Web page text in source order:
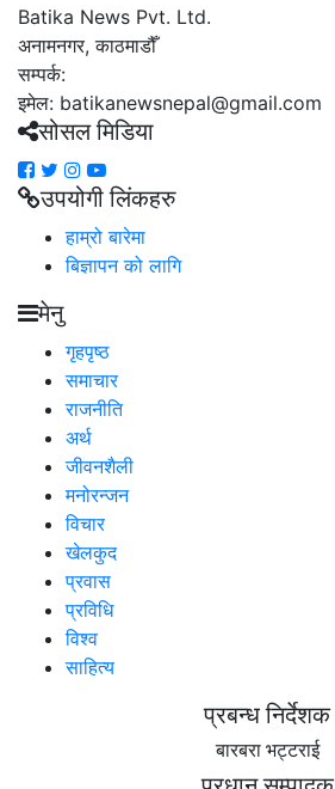
Batika News Pvt. Ltd.
अनामनगर, काठमाडौँ
सम्पर्क:
इमेल: batikanewsnepal@gmail.com
सोसल मिडिया
उपयोगी लिंकहरु
हाम्रो बारेमा
बिज्ञापन को लागि
मेनु
गृहपृष्ठ
समाचार
राजनीति
अर्थ
जीवनशैली
मनोरन्जन
विचार
खेलकुद
प्रवास
प्रविधि
विश्व
साहित्य
प्रबन्ध निर्देशक
बारबरा भट्टराई